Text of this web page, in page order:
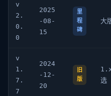
v
2.
0.
0
2025
-08-
15
里
程
碑
大
v
1.
7.
7
2024
-12-
20
旧
版
选